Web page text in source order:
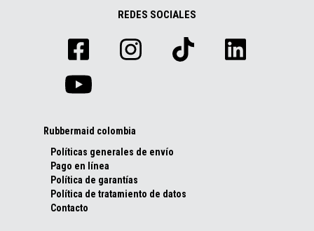
REDES SOCIALES
Rubbermaid colombia
Políticas generales de envío
Pago en línea
Política de garantías
Política de tratamiento de datos
Contacto